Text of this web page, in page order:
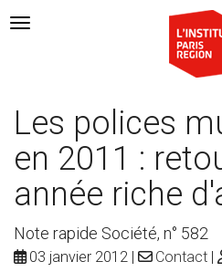
Navigation Toggle
Les polices
en 2011 :
année riche
Note rapide Société, n° 582
03 janvier 2012 Contact